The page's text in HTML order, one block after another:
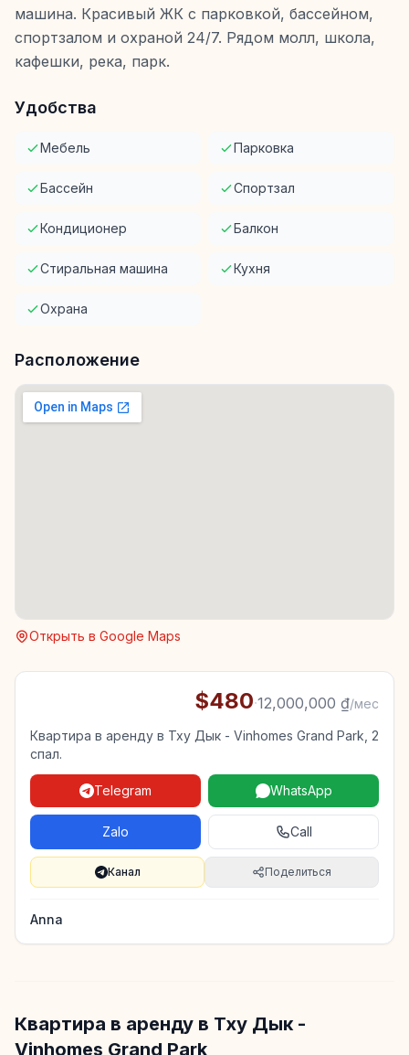
машина. Красивый ЖК с парковкой, бассейном,
спортзалом и охраной 24/7. Рядом молл, школа,
кафешки, река, парк.
Удобства
Мебель Парковка
Бассейн Спортзал
Кондиционер Балкон
Стиральная машина Кухня
Охрана
Расположение
Открыть в Google Maps
$480·12,000,000 ₫/мес
Квартира в аренду в Тху Дык - Vinhomes Grand Park, 2
спал.
Telegram WhatsApp
Zalo Call
Канал Поделиться
Anna
Квартира в аренду в Тху Дык -
Vinhomes Grand Park